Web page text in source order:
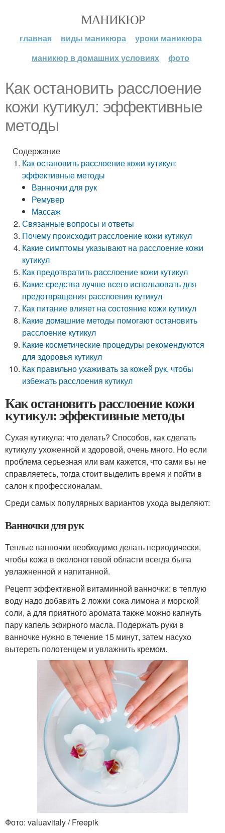
МАНИКЮР
главная виды маникюра
уроки маникюра
маникюр в домашних условиях
фото
Как остановить расслоение
кожи кутикул: эффективные
методы
Содержание
Как остановить расслоение кожи кутикул:
эффективные методы
Ванночки для рук
Ремувер
Массаж
Связанные вопросы и ответы
Почему происходит расслоение кожи кутикул
Какие симптомы указывают на расслоение кожи
кутикул
Как предотвратить расслоение кожи кутикул
Какие средства лучше всего использовать для
предотвращения расслоения кутикул
Как питание влияет на состояние кожи кутикул
Какие домашние методы помогают остановить
расслоение кутикул
Какие косметические процедуры рекомендуются
для здоровья кутикул
Как правильно ухаживать за кожей рук, чтобы
избежать расслоения кутикул
Как остановить расслоение кожи
кутикул: эффективные методы
Сухая кутикула: что делать? Способов, как сделать
кутикулу ухоженной и здоровой, очень много. Но если
проблема серьезная или вам кажется, что сами вы не
справляетесь, тогда стоит выделить время и пойти в
салон к профессионалам.
Среди самых популярных вариантов ухода выделяют:
Ванночки для рук
Теплые ванночки необходимо делать периодически,
чтобы кожа в околоногтевой области всегда была
увлажненной и напитанной.
Рецепт эффективной витаминной ванночки: в теплую
воду надо добавить 2 ложки сока лимона и морской
соли, а для приятного аромата также можно капнуть
пару капель эфирного масла. Подержать руки в
ванночке нужно в течение 15 минут, затем насухо
вытереть полотенцем и увлажнить кремом.
Фото: valuavitaly / Freepik